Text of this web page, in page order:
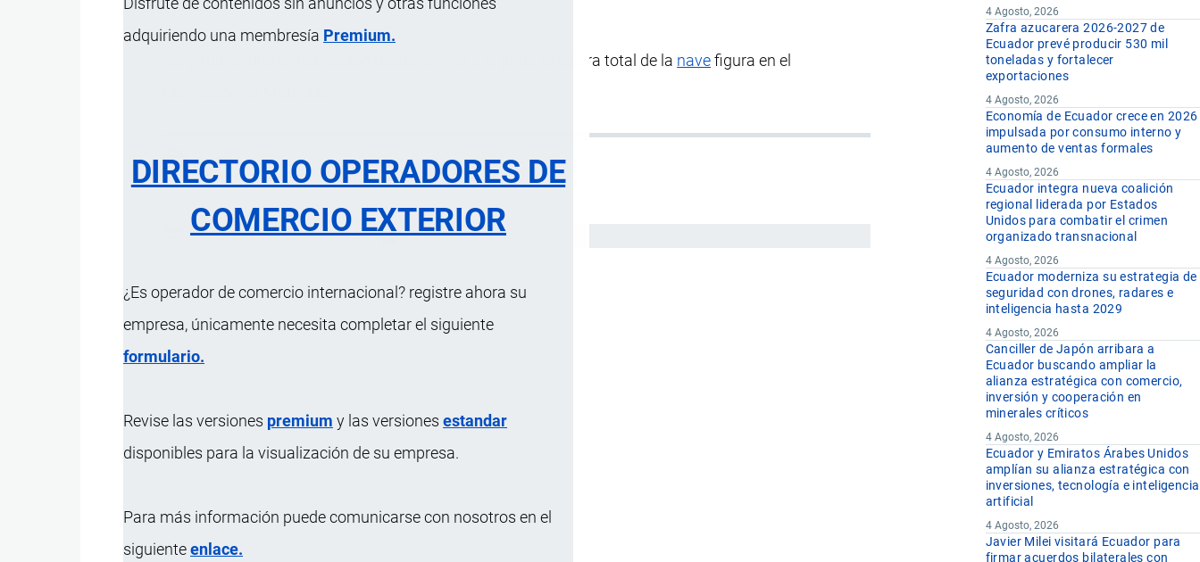
adquiriendo una membresía Premium.
DIRECTORIO OPERADORES DE
COMERCIO EXTERIOR
¿Es operador de comercio internacional? registre ahora su
empresa, únicamente necesita completar el siguiente
formulario.
Revise las versiones premium y las versiones estandar
disponibles para la visualización de su empresa.
Para más información puede comunicarse con nosotros en el
siguienteenlace.
Longitud de una embarcación desde la proa a la popa, la eslora total de la navefigura en el
Actualizado el 9 Septiembre, 2024 Español
4 Agosto, 2026
Zafra azucarera 2026-2027 de
Ecuador prevé producir 530 mil
toneladas y fortalecer
exportaciones
4 Agosto, 2026
Economía de Ecuador crece en 2026
impulsada por consumo interno y
aumento de ventas formales
4 Agosto, 2026
Ecuador integra nueva coalición
regional liderada por Estados
Unidos para combatir el crimen
organizado transnacional
4 Agosto, 2026
Ecuador moderniza su estrategia de
seguridad con drones, radares e
inteligencia hasta 2029
4 Agosto, 2026
Canciller de Japón arribara a
Ecuador buscando ampliar la
alianza estratégica con comercio,
inversión y cooperación en
minerales críticos
4 Agosto, 2026
Ecuador y Emiratos Árabes Unidos
amplían su alianza estratégica con
inversiones, tecnología e inteligencia
artificial
4 Agosto, 2026
Javier Milei visitará Ecuador para
firmar acuerdos bilaterales con